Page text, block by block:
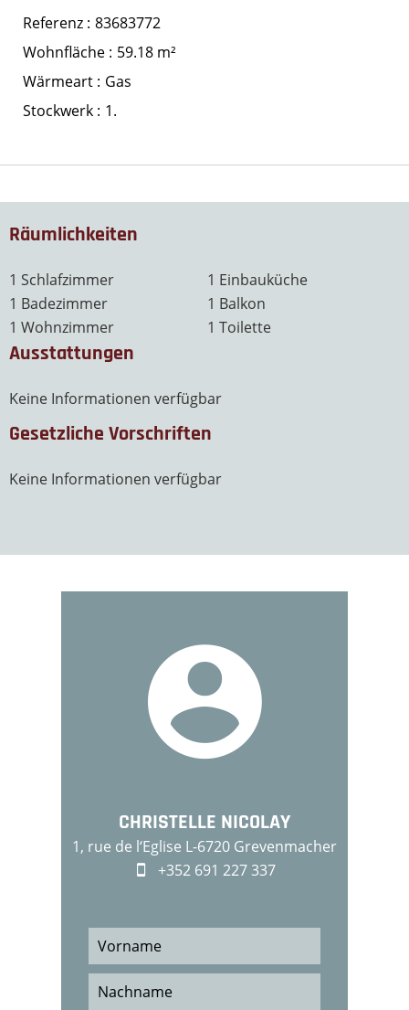
Referenz 83683772
Wohnfläche
59.18 m²
Wärmeart
Gas
Stockwerk
1.
Räumlichkeiten
1 Schlafzimmer
1 Badezimmer
1 Wohnzimmer
1 Einbauküche
1 Balkon
1 Toilette
Ausstattungen
Keine Informationen verfügbar
Gesetzliche Vorschriften
Keine Informationen verfügbar
CHRISTELLE NICOLAY
1, rue de l‘Eglise L-6720 Grevenmacher
+352 691 227 337